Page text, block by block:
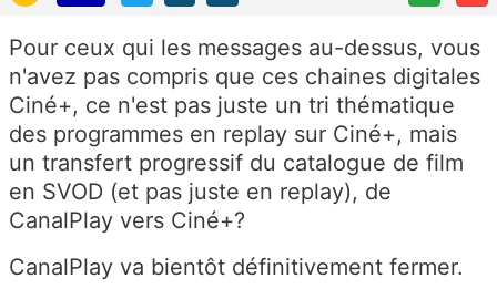
Pour ceux qui les messages au-dessus, vous
n'avez pas compris que ces chaines digitales
Ciné+, ce n'est pas juste un tri thématique
des programmes en replay sur Ciné+, mais
un transfert progressif du catalogue de film
en SVOD (et pas juste en replay), de
CanalPlay vers Ciné+?
CanalPlay va bientôt définitivement fermer.